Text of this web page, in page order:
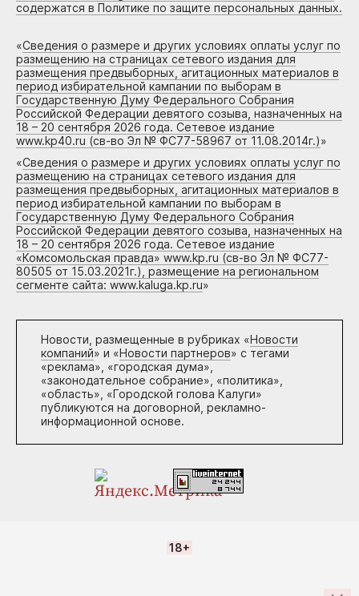
содержатся в Политике по защите персональных данных.
«Сведения о размере и других условиях оплаты услуг по
размещению на страницах сетевого издания для
размещения предвыборных, агитационных материалов в
период избирательной кампании по выборам в
Государственную Думу Федерального Собрания
Российской Федерации девятого созыва, назначенных на
18 – 20 сентября 2026 года. Сетевое издание
www.kp40.ru (св-во Эл № ФС77-58967 от 11.08.2014г.)»
«Сведения о размере и других условиях оплаты услуг по
размещению на страницах сетевого издания для
размещения предвыборных, агитационных материалов в
период избирательной кампании по выборам в
Государственную Думу Федерального Собрания
Российской Федерации девятого созыва, назначенных на
18 – 20 сентября 2026 года. Сетевое издание
«Комсомольская правда» www.kp.ru (св-во Эл № ФС77-
80505 от 15.03.2021г.), размещение на региональном
сегменте сайта: www.kaluga.kp.ru»
Новости, размещенные в рубриках «Новости
компаний» и «Новости партнеров» с тегами
«реклама», «городская дума»,
«законодательное собрание», «политика»,
«область», «Городской голова Калуги»
публикуются на договорной, рекламно-
информационной основе.
18+